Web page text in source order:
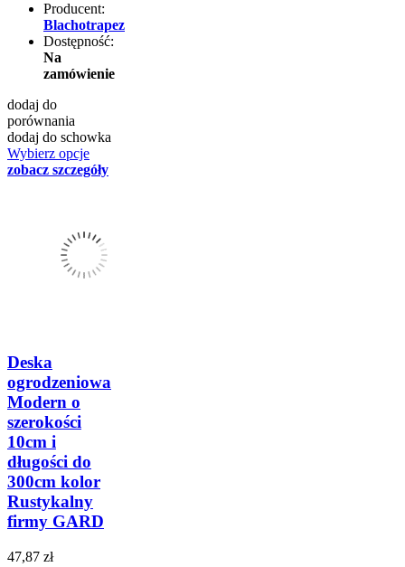
Producent:
Blachotrapez
Dostępność:
Na
zamówienie
dodaj do
porównania
dodaj do schowka
Wybierz opcje
zobacz szczegóły
Deska
ogrodzeniowa
Modern o
szerokości
10cm i
długości do
300cm kolor
Rustykalny
firmy GARD
47,87 zł